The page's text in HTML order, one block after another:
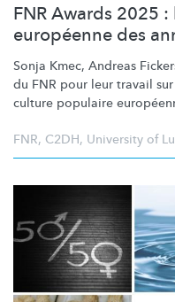
FNR Awards 2025
européenne des
Sonja Kmec, Andreas
du FNR pour leur travail
culture populaire
FNR, C2DH, University of